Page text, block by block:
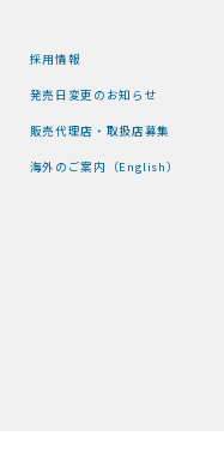
採用情報
発売日変更のお知らせ
販売代理店・取扱店募集
海外のご案内（English）